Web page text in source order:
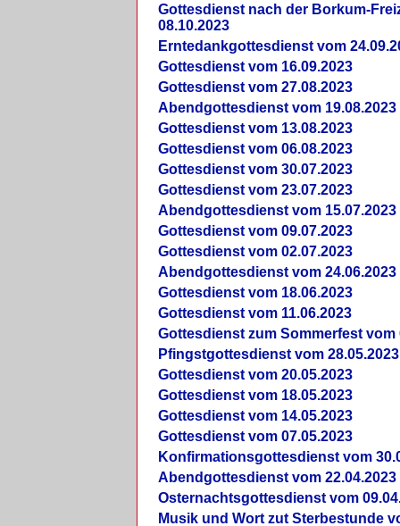
Gottesdienst nach der Borkum-
08.10.2023
Erntedankgottesdienst vom
Gottesdienst vom 16.09.2023
Gottesdienst vom 27.08.2023
Abendgottesdienst vom 19.08.2023
Gottesdienst vom 13.08.2023
Gottesdienst vom 06.08.2023
Gottesdienst vom 30.07.2023
Gottesdienst vom 23.07.2023
Abendgottesdienst vom 15.07.2023
Gottesdienst vom 09.07.2023
Gottesdienst vom 02.07.2023
Abendgottesdienst vom 24.06.2023
Gottesdienst vom 18.06.2023
Gottesdienst vom 11.06.2023
Gottesdienst zum Sommerfest vom
Pfingstgottesdienst vom 28.05.2023
Gottesdienst vom 20.05.2023
Gottesdienst vom 18.05.2023
Gottesdienst vom 14.05.2023
Gottesdienst vom 07.05.2023
Konfirmationsgottesdienst vom
Abendgottesdienst vom 22.04.2023
Osternachtsgottesdienst vom
Musik und Wort zut Sterbestunde